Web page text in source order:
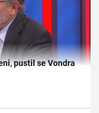
pustil se Vondra